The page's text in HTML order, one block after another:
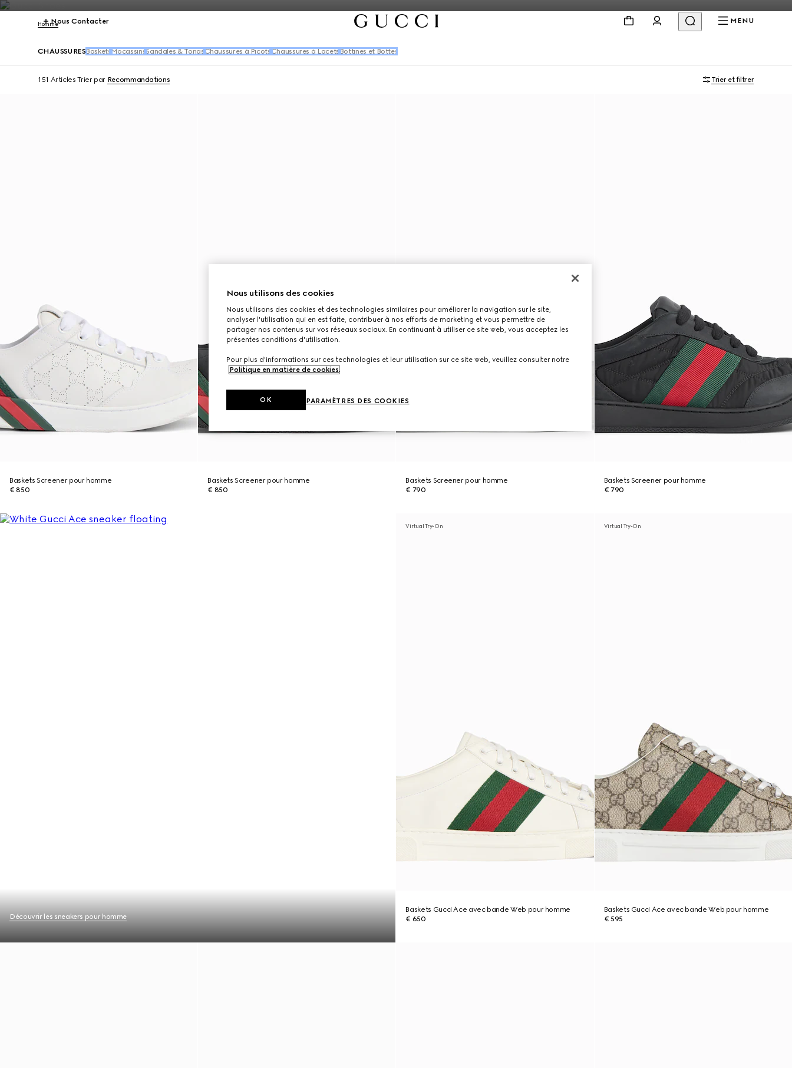
Nous Contacter MENU
Homme
CHAUSSURES Baskets Mocassins Sandales & Tongs Chaussures à Picots Chaussures à Lacets Bottines et Bottes
151 Articles Trier par Recommandations Trier et filtrer
Baskets Screener pour homme
€ 850
Baskets Screener pour homme
€ 850
Baskets Screener pour homme
€ 790
Baskets Screener pour homme
€ 790
Découvrir les sneakers pour homme
Virtual Try-On
Baskets Gucci Ace avec bande Web pour homme
€ 650
Virtual Try-On
Baskets Gucci Ace avec bande Web pour homme
€ 595
Nous utilisons des cookies
Nous utilisons des cookies et des technologies similaires pour améliorer la navigation sur le site,
analyser l'utilisation qui en est faite, contribuer à nos efforts de marketing et vous permettre de
partager nos contenus sur vos réseaux sociaux. En continuant à utiliser ce site web, vous acceptez les
présentes conditions d'utilisation.
Pour plus d'informations sur ces technologies et leur utilisation sur ce site web, veuillez consulter notre
Politique en matière de cookies.
PARAMÈTRES DES COOKIES
OK